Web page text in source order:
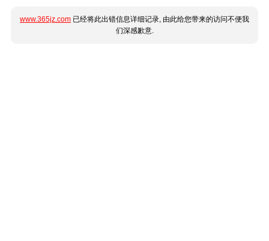
www.365jz.com 已经将此出错信息详细记录, 由此给您带来的访问不便我
们深感歉意.